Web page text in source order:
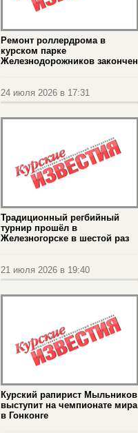
Ремонт роллердрома в
курском парке
Железнодорожников закончен
24 июля 2026 в 17:31
Традиционный регбийный
турнир прошёл в
Железногорске в шестой раз
21 июля 2026 в 19:40
Курский рапирист Мыльников
выступит на чемпионате мира
в Гонконге